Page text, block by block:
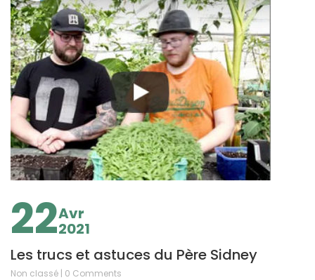
22Avr
2021
Les trucs et astuces du Père Sidney
Non classé | 0 Comments